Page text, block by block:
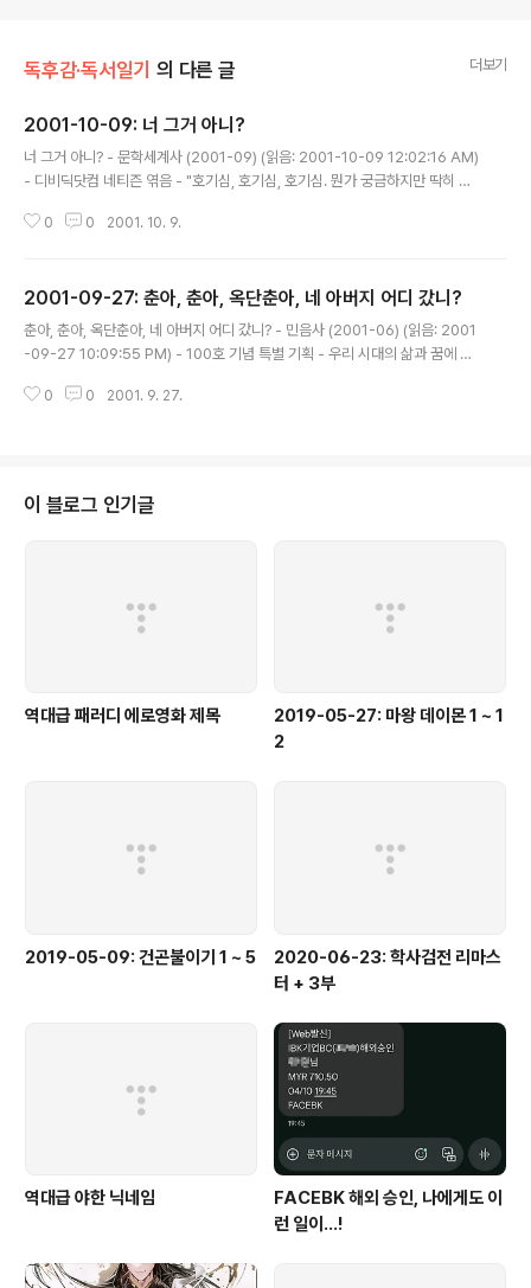
독후감·독서일기 의 다른 글 더보기
2001-10-09: 너 그거 아니?
너 그거 아니? - 문학세계사 (2001-09) (읽음: 2001-10-09 12:02:16 AM)
- 디비딕닷컴 네티즌 엮음 - "호기심, 호기심, 호기심. 뭔가 궁금하지만 딱히 알
옆 사람 쿡~ 찔러보면 의외로 상쾌한 대답이 나오는 경험을 해 본적이 있을것이
식은 많이도 모아 놓았다. 차 안에서 혹은 화장실에서 낄낄거리며 읽어보자.사
람들의 궁금증은 무궁무진하다. 사는 것 자체가 물음표인 것이다. 그래서 사람
들은 배우려하고 어디선가 답을 찾으려 한다. 그러나 일반적인 학문과 다..
0 0 2001. 10. 9.
2001-09-27: 춘아, 춘아, 옥단춘아, 네 아버지 어디 갔니?
춘아, 춘아, 옥단춘아, 네 아버지 어디 갔니? - 민음사 (2001-06) (읽음: 2001
-09-27 10:09:55 PM) - 100호 기념 특별 기획 - 우리 시대의 삶과 꿈에 대
『세계의 문학』이 100호 발간 특별 기획으로 구성한 우리 시대의 지성 26인의
다 이 책에 실린 대담들은 논쟁이 아닌 일상 속의 대환과 삶의 진실을 담아내는
데 의의를 둔 소박한 로 이러한 이야기들은..
0 0 2001. 9. 27.
이 블로그 인기글
역대급 패러디 에로영화 제목
2019-05-27: 마왕 데이몬 1 ~ 1
2
2019-05-09: 건곤불이기 1 ~ 5
2020-06-23: 학사검전 리마스
터 + 3부
역대급 야한 닉네임
FACEBK 해외 승인, 나에게도 이
런 일이...!